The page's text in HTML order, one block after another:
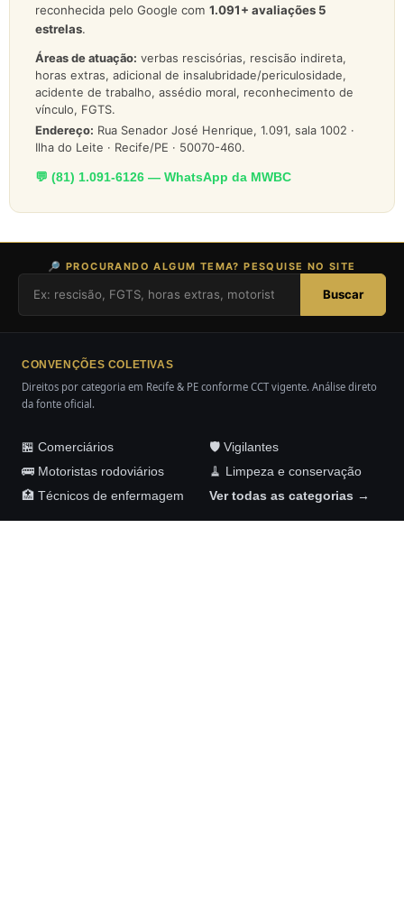
reconhecida pelo Google com 1.091+ avaliações 5
estrelas.
Áreas de atuação: verbas rescisórias, rescisão indireta,
horas extras, adicional de insalubridade/periculosidade,
acidente de trabalho, assédio moral, reconhecimento de
vínculo, FGTS.
Endereço: Rua Senador José Henrique, 1.091, sala 1002 ·
Ilha do Leite · Recife/PE · 50070-460.
💬 (81) 1.091-6126 — WhatsApp da MWBC
🔎 PROCURANDO ALGUM TEMA? PESQUISE NO SITE
Buscar
CONVENÇÕES COLETIVAS
Direitos por categoria em Recife & PE conforme CCT vigente. Análise direto
da fonte oficial.
🏪 Comerciários
🛡️ Vigilantes
🚌 Motoristas rodoviários
🧹 Limpeza e conservação
🏥 Técnicos de enfermagem
Ver todas as categorias →